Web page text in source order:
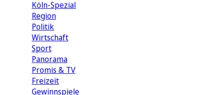
Köln-Spezial
Region
Politik
Wirtschaft
Sport
Panorama
Promis & TV
Freizeit
Gewinnspiele